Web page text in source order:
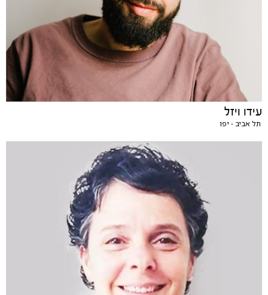
עידו ויזל
תל אביב - יפו